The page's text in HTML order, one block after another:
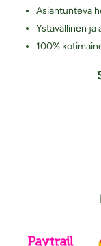
Asiantunteva
Ystävällinen ja
100%